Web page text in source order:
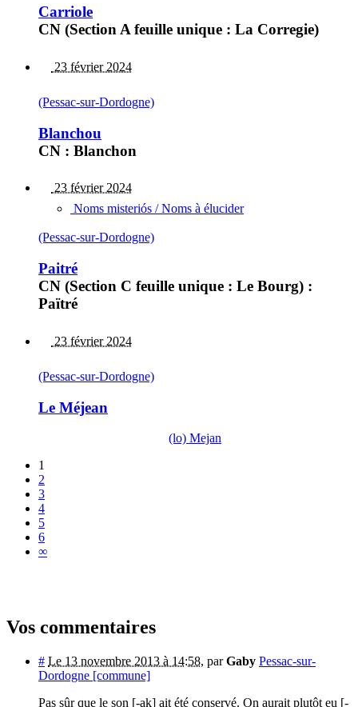
Carriole
CN (Section A feuille unique : La Corregie)
23 février 2024
(Pessac-sur-Dordogne)
Blanchou
CN : Blanchon
23 février 2024
Noms misteriós / Noms à élucider
(Pessac-sur-Dordogne)
Paitré
CN (Section C feuille unique : Le Bourg) :
Païtré
23 février 2024
(Pessac-sur-Dordogne)
Le Méjean
(lo) Mejan
1
2
3
4
5
6
∞
Vos commentaires
# Le 13 novembre 2013 à 14:58, parGaby Pessac-sur-
Dordogne [commune]
Pas sûr que le son [-ak] ait été conservé. On aurait plutôt eu [-